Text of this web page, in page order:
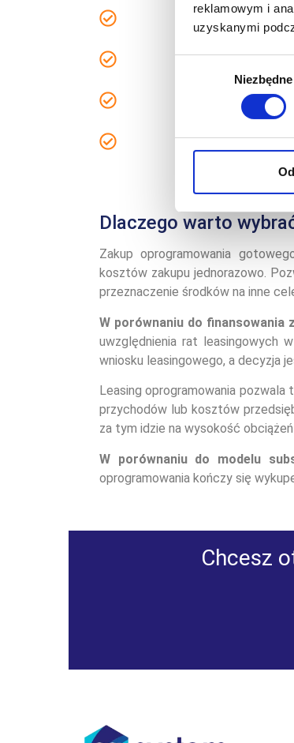
reklamowym i
uzyskanymi
Niezbędne
Dlaczego warto
Zakup oprogramowania
kosztów zakupu jednorazowo.
przeznaczenie środków na inne
W porównaniu do finansowania
uwzględnienia rat leasingowych
wniosku leasingowego, a decyzja
Leasing oprogramowania
przychodów lub kosztów
za tym idzie na wysokość
W porównaniu do modelu
oprogramowania kończy się
Chcesz